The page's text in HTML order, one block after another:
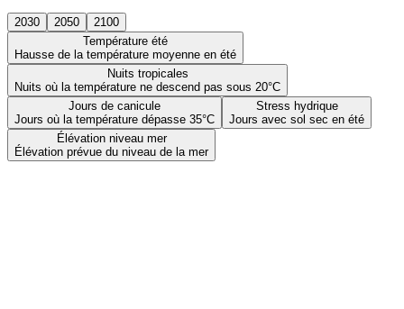
2030 2050
2100
Température été
Hausse de la température moyenne en été
Nuits tropicales
Nuits où la température ne descend pas sous 20°C
Jours de canicule
Jours où la température dépasse 35°C
Stress hydrique
Jours avec sol sec en été
Élévation niveau mer
Élévation prévue du niveau de la mer